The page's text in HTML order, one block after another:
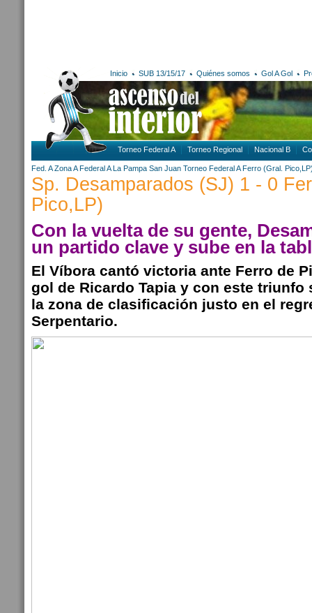
Inicio SUB 13/15/17 Quiénes somos Gol A Gol
Torneo Federal A Torneo Regional Nacional B
Fed. A Zona A Federal A La Pampa San Juan Torneo Federal A Ferro (Gral.
Sp. Desamparados (SJ) 1 - 0
Pico,LP)
Con la vuelta de su gente,
un partido clave y sube en la
El Víbora cantó victoria ante Ferro de
gol de Ricardo Tapia y con este triunfo
la zona de clasificación justo en el
Serpentario.